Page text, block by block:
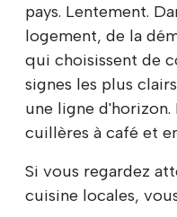
pays. Lentement.
logement, de la
qui choisissent de
signes les plus
une ligne d'horizon.
cuillères à café et
Si vous regardez
cuisine locales,